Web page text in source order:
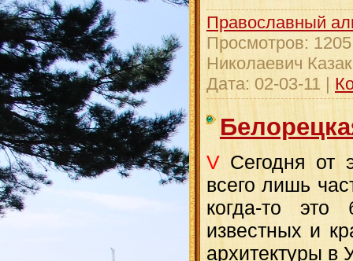
Православный
Просмотров: 1205
Николаевич
Дата: 02-03-11 |
V Сегодня от
всего лишь
когда-то
известных и
архитектуры в